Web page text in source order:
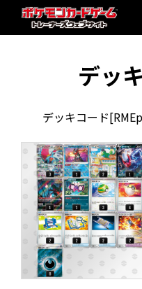
デッ
デッキコード